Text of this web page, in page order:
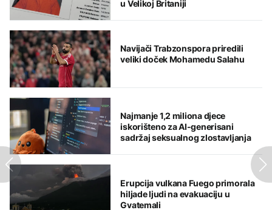
u Velikoj Britaniji
Navijači Trabzonspora priredili
veliki doček Mohamedu Salahu
Najmanje 1,2 miliona djece
iskorišteno za AI-generisani
sadržaj seksualnog zlostavljanja
Erupcija vulkana Fuego primorala
hiljade ljudi na evakuaciju u
Gvatemali